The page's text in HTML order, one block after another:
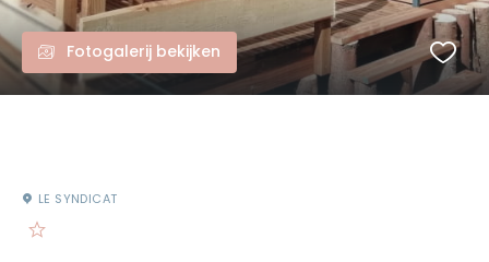
Fotogalerij bekijken
LE SYNDICAT